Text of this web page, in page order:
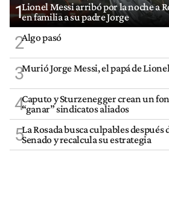
1Lionel Messi arribó por la noche a
en familia a su padre Jorge
2Algo pasó
3Murió Jorge Messi, el papá de
4Caputo y Sturzenegger crean un
“ganar” sindicatos aliados
5La Rosada busca culpables después
Senado y recalcula su estrategia